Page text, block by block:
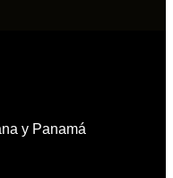
y Panamá